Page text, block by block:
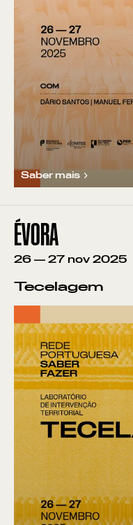
Saber mais
ÉVORA
26 — 27 nov 2025
Tecelagem